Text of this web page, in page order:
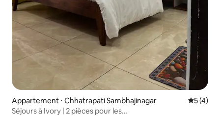
Appartement ⋅ Chhatrapati Sambhajinagar
5 (4)
Séjours à Ivory | 2 pièces pour les